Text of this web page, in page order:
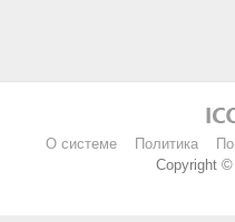
О системе Политика
Copyright ©